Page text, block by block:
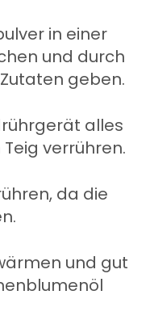
in einer
und durch
geben.
alles
verrühren.
da die
und gut